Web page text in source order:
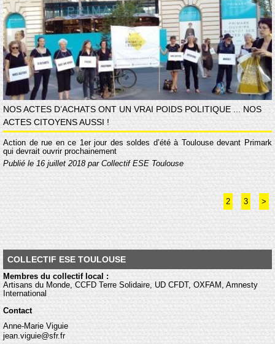
NOS ACTES D’ACHATS ONT UN VRAI POIDS POLITIQUE ... NOS
ACTES CITOYENS AUSSI !
Action de rue en ce 1er jour des soldes d’été à Toulouse devant Primark
qui devrait ouvrir prochainement
Publié le 16 juillet 2018 par Collectif ESE Toulouse
2 3 >
COLLECTIF ESE TOULOUSE
Membres du collectif local :
Artisans du Monde, CCFD Terre Solidaire, UD CFDT, OXFAM, Amnesty
International
Contact
Anne-Marie Viguie
jean.viguie@sfr.fr